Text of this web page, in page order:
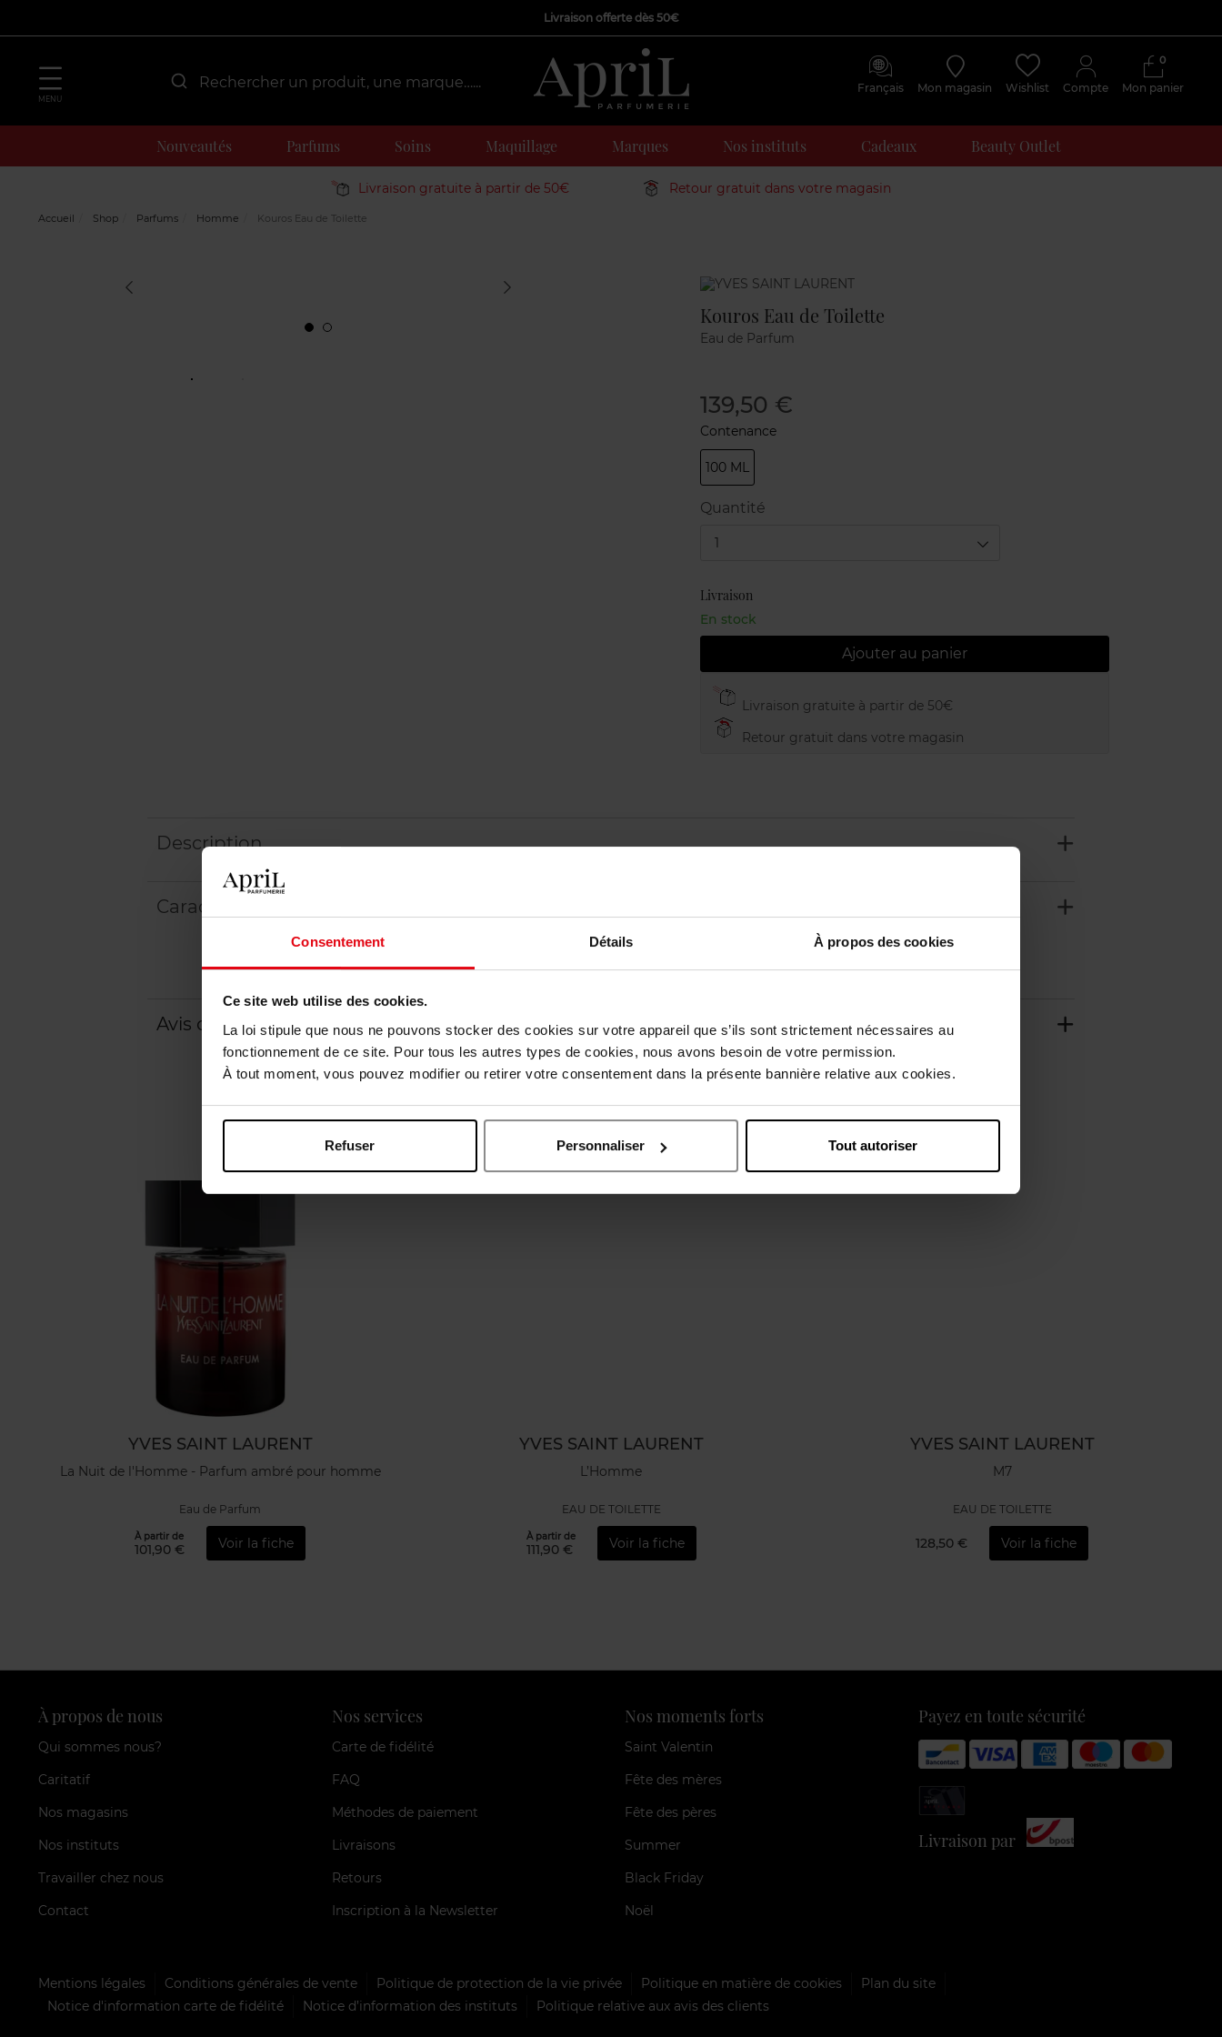
Consentement Détails À propos des cookies
Ce site web utilise des cookies.
La loi stipule que nous ne pouvons stocker des cookies sur votre appareil que s’ils sont strictement nécessaires au
fonctionnement de ce site. Pour tous les autres types de cookies, nous avons besoin de votre permission.
À tout moment, vous pouvez modifier ou retirer votre consentement dans la présente bannière relative aux cookies.
Refuser Personnaliser Tout autoriser
Livraison offerte dès 50€
MENU
Français Mon magasin Wishlist Compte Mon panier
0
Nouveautés Parfums Soins Maquillage Marques Nos instituts Cadeaux Beauty Outlet
Livraison gratuite à partir de 50€ Retour gratuit dans votre magasin
Accueil Shop Parfums Homme Kouros Eau de Toilette
Marque
Kouros Eau de Toilette
Eau de Parfum
139,50 €
Contenance
100 ML
Quantité
1
Livraison
En stock
Ajouter au panier
Livraison gratuite à partir de 50€
Retour gratuit dans votre magasin
Description
Caractéristiques
Avis client Politique relative aux avis des clients
Oublié quelque chose ?
YVES SAINT LAURENT
La Nuit de l'Homme - Parfum ambré pour homme
Eau de Parfum
À partir de
101,90 € Voir la fiche
YVES SAINT LAURENT
L’Homme
EAU DE TOILETTE
À partir de
111,90 € Voir la fiche
YVES SAINT LAURENT
M7
EAU DE TOILETTE
128,50 € Voir la fiche
À propos de nous
Qui sommes nous?
Caritatif
Nos magasins
Nos instituts
Travailler chez nous
Contact
Nos services
Carte de fidélité
FAQ
Méthodes de paiement
Livraisons
Retours
Inscription à la Newsletter
Nos moments forts
Saint Valentin
Fête des mères
Fête des pères
Summer
Black Friday
Noël
Payez en toute sécurité
Livraison par
Mentions légales Conditions générales de vente Politique de protection de la vie privée Politique en matière de cookies
Plan du site
Notice d'information carte de fidélité
Notice d’information des instituts Politique relative aux avis des clients